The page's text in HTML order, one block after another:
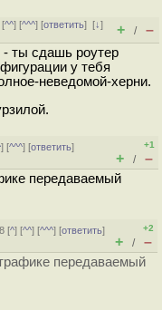
[^^] [^^^] [ответить][↓]
+ / –
- ты сдашь роутер
у тебя
неведомой-хepни.
] [^^^] [ответить]
+1
+ / –
передаваемый
[^] [^^] [^^^] [ответить]
+2
+ / –
передаваемый